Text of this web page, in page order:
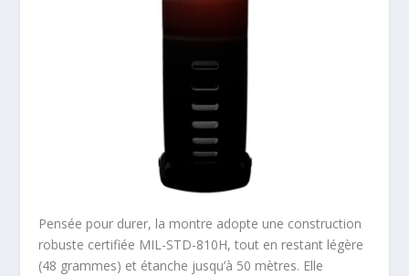
Pensée pour durer, la montre adopte une construction
robuste certifiée MIL-STD-810H, tout en restant légère
(48 grammes) et étanche jusqu’à 50 mètres. Elle